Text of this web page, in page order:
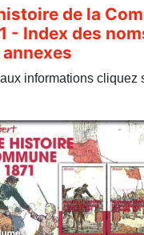
de la
- Index des
informations cliquez